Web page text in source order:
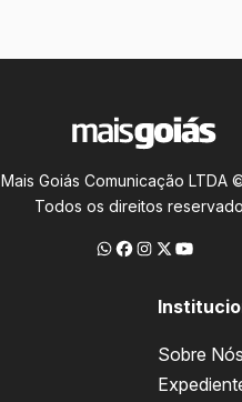
Mais Goiás Comunicação LTDA
Todos os direitos
Sobre Nós